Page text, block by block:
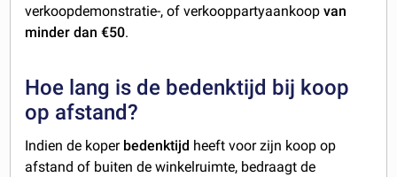
verkoopdemonstratie-, of verkooppartyaankoopvan
minder dan €50.
Hoe lang is de bedenktijd bij koop
op afstand?
Indien de koperbedenktijd heeft voor zijn koop op
afstand of buiten de winkelruimte, bedraagt de